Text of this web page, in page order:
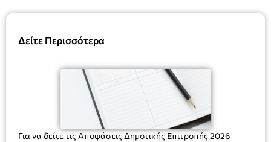
Δείτε Περισσότερα
Για να δείτε τις Αποφάσεις Δημοτικής Επιτροπής 2026